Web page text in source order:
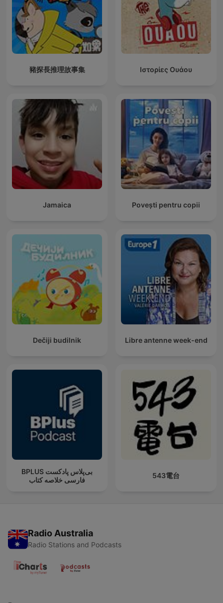
豬探長推理故事集 Ιστορίες Ουάου
Jamaica Povești pentru copii
Dečiji budilnik Libre antenne week-end
‌BPLUS بی‌پلاس پادکست
فارسی خلاصه کتاب
543電台
Radio Australia
Radio Stations and Podcasts